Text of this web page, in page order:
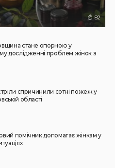
підтримка потрібна
дітей